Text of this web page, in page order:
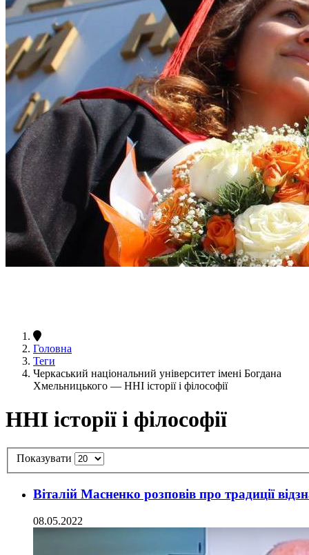
Головна
Теги
Черкаський національний університет імені Богдана
Хмельницького — ННІ історії і філософії
ННІ історії і філософії
Показувати
Віталій Масненко розповів про традиції
08.05.2022